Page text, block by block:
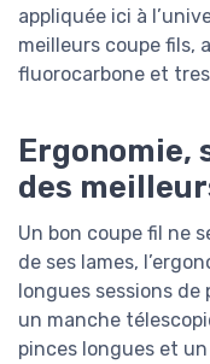
appliquée ici à
meilleurs coupe fils,
fluorocarbone et
des
Un bon coupe fil ne
de ses lames,
longues sessions
un manche
pinces longues et